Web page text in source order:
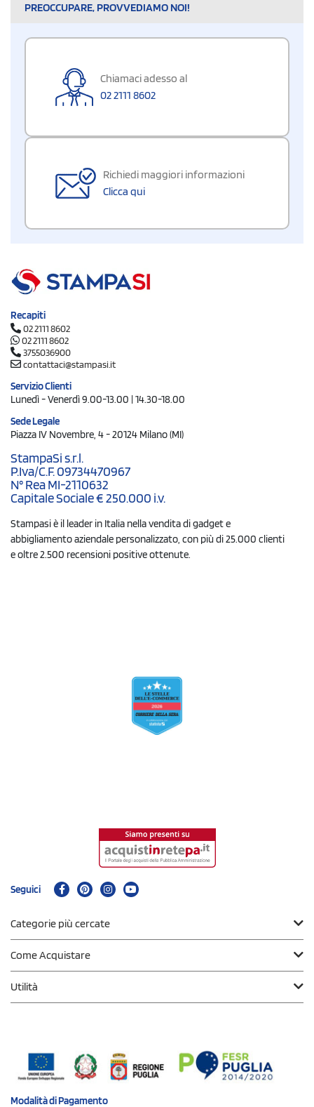
PREOCCUPARE, PROVVEDIAMO NOI!
Chiamaci adesso al
02 2111 8602
Richiedi maggiori informazioni
Clicca qui
Recapiti
02 2111 8602
02 2111 8602
3755036900
contattaci@stampasi.it
Servizio Clienti
Lunedì - Venerdì 9.00-13.00 | 14.30-18.00
Sede Legale
Piazza IV Novembre, 4 - 20124 Milano (MI)
StampaSi s.r.l.
P.Iva/C.F. 09734470967
N° Rea MI-2110632
Capitale Sociale € 250.000 i.v.
Stampasi è il leader in Italia nella vendita di gadget e
abbigliamento aziendale personalizzato, con più di 25.000 clienti
e oltre 2.500 recensioni positive ottenute.
Seguici
Categorie più cercate
Come Acquistare
Utilità
Modalità diPagamento